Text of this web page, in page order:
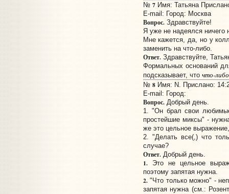
№ 7Имя: Татьяна
E-mail: Город: Москва
Вопрос.Здравствуйте!
Я уже не надеялся ничего
Мне кажется, да, но у
заменить на что-либо.
Ответ.Здравствуйте,
Формальных оснований
подсказывает, что что-либо
№ 8Имя: N. Прислано:
E-mail: Город:
Вопрос.Добрый день.
1. "Он брал свои
простейшие миксы" -
же это цельное
2. "Делать все(,) что
случае?
Ответ.Добрый день.
1.Это не цельное
поэтому запятая нужна.
2."Что только можно" -
запятая нужна (см.: